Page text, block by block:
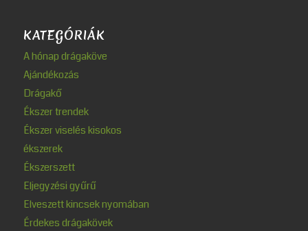
KATEGÓRIÁK
A hónap drágaköve
Ajándékozás
Drágakő
Ékszer trendek
Ékszer viselés kisokos
ékszerek
Ékszerszett
Eljegyzési gyűrű
Elveszett kincsek nyomában
Érdekes drágakövek